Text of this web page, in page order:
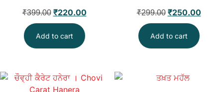
₹399.00 ₹220.00
Add to cart
₹299.00 ₹250.00
Add to cart